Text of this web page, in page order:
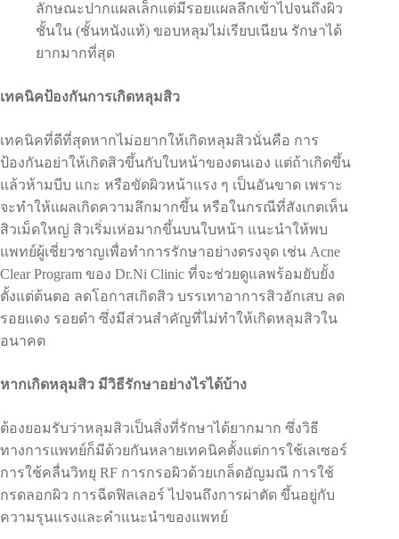
ลักษณะปากแผลเล็กแต่มีรอยแผลลึกเข้าไปจนถึงผิว
ชั้นใน (ชั้นหนังแท้) ขอบหลุมไม่เรียบเนียน รักษาได้
ยากมากที่สุด
เทคนิคป้องกันการเกิดหลุมสิว
เทคนิคที่ดีที่สุดหากไม่อยากให้เกิดหลุมสิวนั่นคือ การ
ป้องกันอย่าให้เกิดสิวขึ้นกับใบหน้าของตนเอง แต่ถ้าเกิดขึ้น
แล้วห้ามบีบ แกะ หรือขัดผิวหน้าแรง ๆ เป็นอันขาด เพราะ
จะทำให้แผลเกิดความลึกมากขึ้น หรือในกรณีที่สังเกตเห็น
สิวเม็ดใหญ่ สิวเริ่มเห่อมากขึ้นบนใบหน้า แนะนำให้พบ
แพทย์ผู้เชี่ยวชาญเพื่อทำการรักษาอย่างตรงจุด เช่น Acne
Clear Program ของ Dr.Ni Clinic ที่จะช่วยดูแลพร้อมยับยั้ง
ตั้งแต่ต้นตอ ลดโอกาสเกิดสิว บรรเทาอาการสิวอักเสบ ลด
รอยแดง รอยดำ ซึ่งมีส่วนสำคัญที่ไม่ทำให้เกิดหลุมสิวใน
อนาคต
หากเกิดหลุมสิว มีวิธีรักษาอย่างไรได้บ้าง
ต้องยอมรับว่าหลุมสิวเป็นสิ่งที่รักษาได้ยากมาก ซึ่งวิธี
ทางการแพทย์ก็มีด้วยกันหลายเทคนิคตั้งแต่การใช้เลเซอร์
การใช้คลื่นวิทยุ RF การกรอผิวด้วยเกล็ดอัญมณี การใช้
กรดลอกผิว การฉีดฟิลเลอร์ ไปจนถึงการผ่าตัด ขึ้นอยู่กับ
ความรุนแรงและคำแนะนำของแพทย์